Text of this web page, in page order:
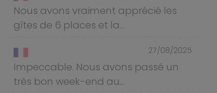
Nous avons vraiment apprécié les
gîtes de 6 places et la...
27/08/2025
Impeccable. Nous avons passé un
très bon week-end au...